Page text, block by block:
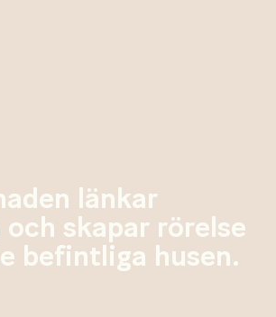
länkar
och skapar rörelse
befintliga husen.